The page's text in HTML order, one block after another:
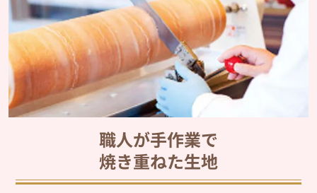
職人が手作業で
焼き重ねた生地